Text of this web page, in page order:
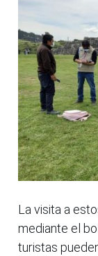
La visita a
mediante el
turistas